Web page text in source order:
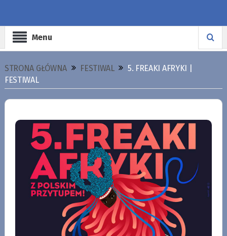
Menu
STRONA GŁÓWNA FESTIWAL
5. FREAKI AFRYKI |
FESTIWAL